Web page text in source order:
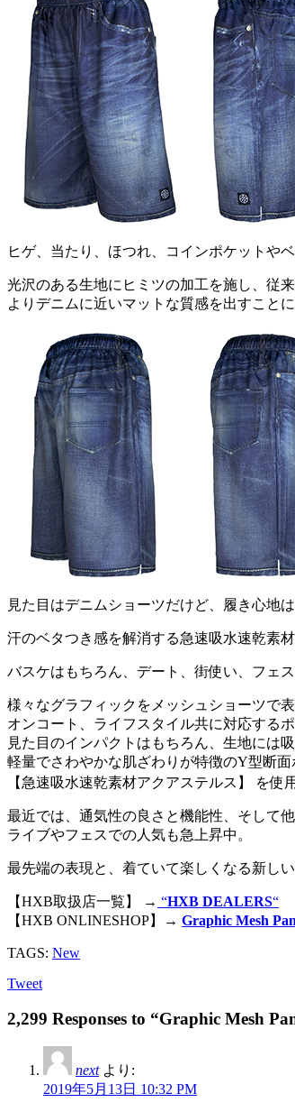
ヒゲ、当たり、ほつれ、コインポケットや
光沢のある生地にヒミツの加工を施し、従
よりデニムに近いマットな質感を出すこと
見た目はデニムショーツだけど、履き心地
汗のベタつき感を解消する急速吸水速乾素
バスケはもちろん、デート、街使い、フェ
様々なグラフィックをメッシュショーツで
オンコート、ライフスタイル共に対応するポ
見た目のインパクトはもちろん、生地には
軽量でさわやかな肌ざわりが特徴のY型断
【急速吸水速乾素材アクアステルス】 を使
最近では、通気性の良さと機能性、そして
ライブやフェスでの人気も急上昇中。
最先端の表現と、着ていて楽しくなる新しい
【HXB取扱店一覧】 → “HXB DEALERS“
【HXB ONLINESHOP】→ Graphic Mesh
TAGS: New
Tweet
2,299 Responses to “Graphic Mesh
next より:
2019年5月13日 10:32 PM